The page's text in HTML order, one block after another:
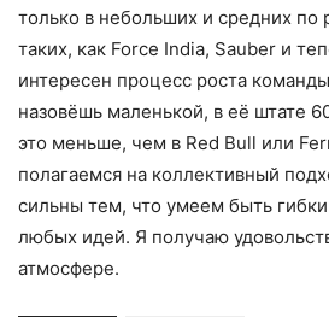
только в небольших и средних по
таких, как Force India, Sauber и
интересен процесс роста
назовёшь маленькой, в её штате
это меньше, чем в Red Bull или
полагаемся на коллективный
сильны тем, что умеем быть
любых идей. Я получаю
атмосфере.